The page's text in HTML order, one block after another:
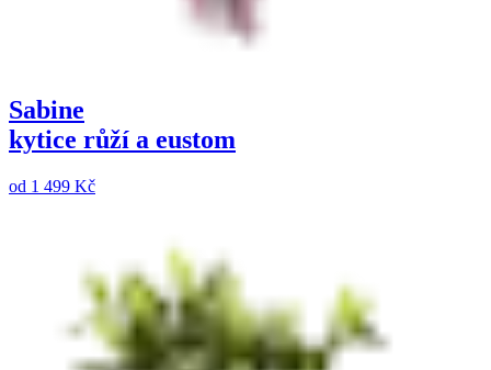
Sabine
kytice růží a eustom
od 1 499 Kč